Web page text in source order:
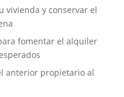
vivienda y conservar el
fomentar el alquiler
anterior propietario al